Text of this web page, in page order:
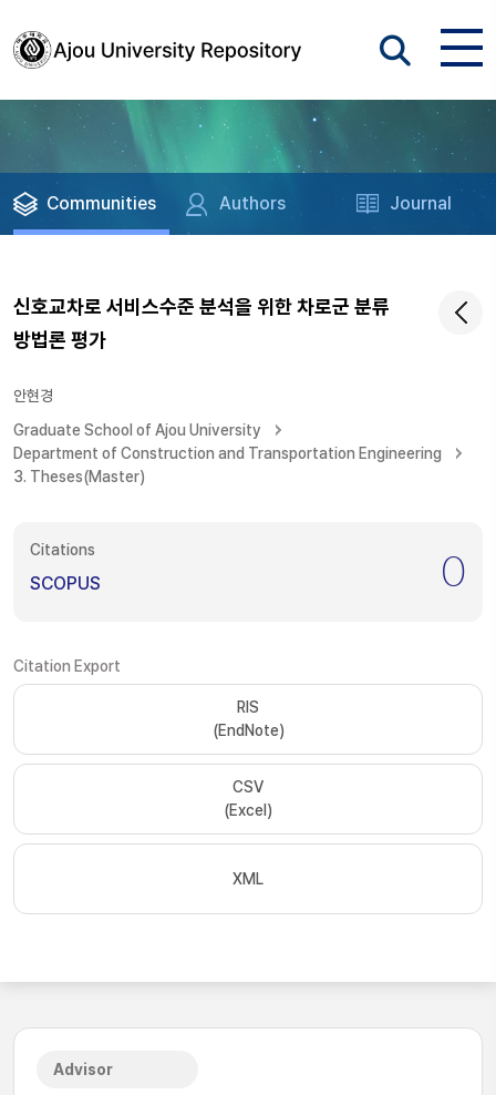
Communities Authors Journal
신호교차로 서비스수준 분석을 위한 차로군 분류
방법론 평가
안현경
Graduate School of Ajou University
Department of Construction and Transportation Engineering
3. Theses(Master)
Citations
SCOPUS 0
Citation Export
RIS
(EndNote)
CSV
(Excel)
XML
Advisor